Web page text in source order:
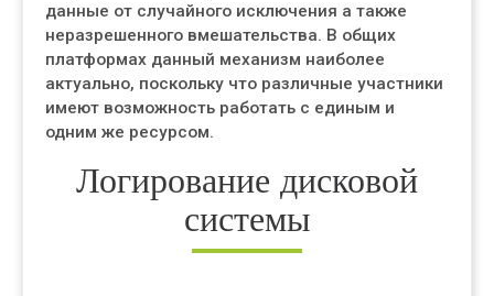
данные от случайного исключения а также
неразрешенного вмешательства. В общих
платформах данный механизм наиболее
актуально, поскольку что различные участники
имеют возможность работать с единым и
одним же ресурсом.
Логирование дисковой
системы